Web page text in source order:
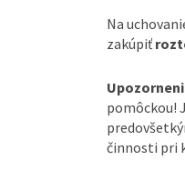
Na
zakúpiť
pomôckou!
činnosti pri